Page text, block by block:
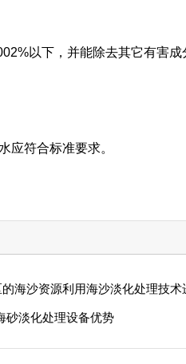
以下，并能除去其它有害成
应符合标准要求。
砂淡化处理设备优势